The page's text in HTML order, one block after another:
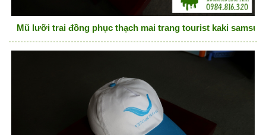
Mũ lưỡi trai đồng phục thạch mai trang tourist kaki